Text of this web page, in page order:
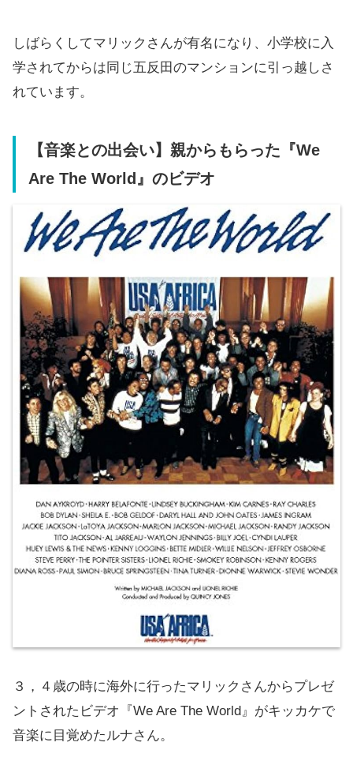
しばらくしてマリックさんが有名になり、小学校に入
学されてからは同じ五反田のマンションに引っ越しさ
れています。
【音楽との出会い】親からもらった『We
Are The World』のビデオ
３，４歳の時に海外に行ったマリックさんからプレゼ
ントされたビデオ『We Are The World』がキッカケで
音楽に目覚めたルナさん。